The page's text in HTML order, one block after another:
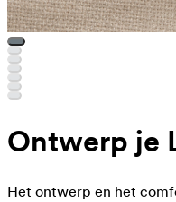
Ontwerp je
Het ontwerp en het